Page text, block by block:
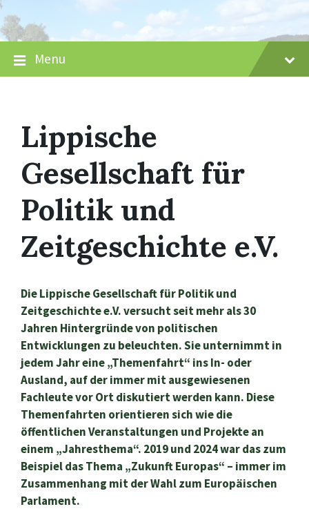
Skip
to
content
Skip
to
main
navigation
Skip
to
footer
Menu
Lippische
Gesellschaft für
Politik und
Zeitgeschichte e.V.
Die Lippische Gesellschaft für Politik und
Zeitgeschichte e.V. versucht seit mehr als 30
Jahren Hintergründe von politischen
Entwicklungen zu beleuchten. Sie unternimmt in
jedem Jahr eine „Themenfahrt“ ins In- oder
Ausland, auf der immer mit ausgewiesenen
Fachleute vor Ort diskutiert werden kann. Diese
Themenfahrten orientieren sich wie die
öffentlichen Veranstaltungen und Projekte an
einem „Jahresthema“. 2019 und 2024 war das zum
Beispiel das Thema „Zukunft Europas“ – immer im
Zusammenhang mit der Wahl zum Europäischen
Parlament.